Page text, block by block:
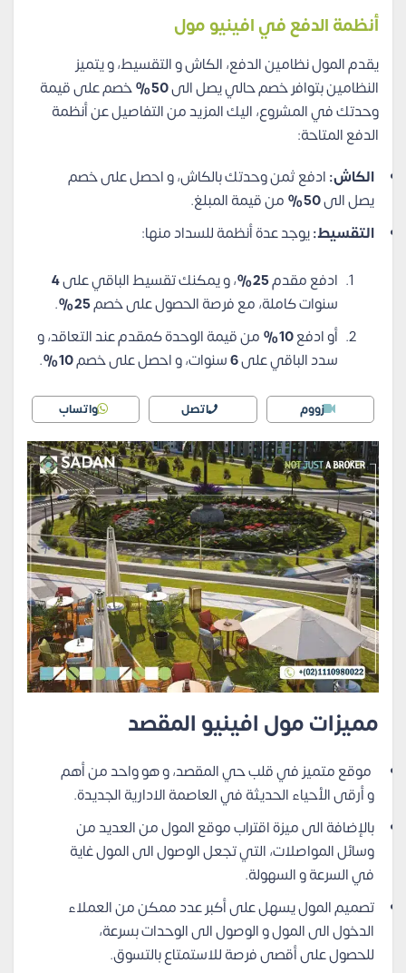
أنظمة الدفع في افينيو مول
يقدم المول نظامين الدفع، الكاش و التقسيط، و يتميز
النظامين بتوافر خصم حالي يصل الى50%
خصم على قيمة
وحدتك في المشروع، اليك المزيد من التفاصيل عن أنظمة
الدفع المتاحة:
الكاش:ادفع ثمن وحدتك بالكاش، و احصل على خصم
يصل الى50%
من قيمة المبلغ.
التقسيط:يوجد عدة أنظمة للسداد منها:
ادفع مقدم25% ، و يمكنك تقسيط الباقي على4
سنوات كاملة، مع فرصة الحصول على خصم25%
.
أو ادفع10%
من قيمة الوحدة كمقدم عند التعاقد، و
سدد الباقي على6سنوات، و احصل على خصم10%
.
زووم اتصل واتساب
مميزات مول افينيو المقصد
موقع متميز في قلب حي المقصد، و هو واحد من أهم
و أرقى الأحياء الحديثة في العاصمة الادارية الجديدة.
بالإضافة الى ميزة اقتراب موقع المول من العديد من
وسائل المواصلات، التي تجعل الوصول الى المول غاية
في السرعة و السهولة.
تصميم المول يسهل على أكبر عدد ممكن من العملاء
الدخول الى المول و الوصول الى الوحدات بسرعة،
للحصول على أقصى فرصة للاستمتاع بالتسوق.